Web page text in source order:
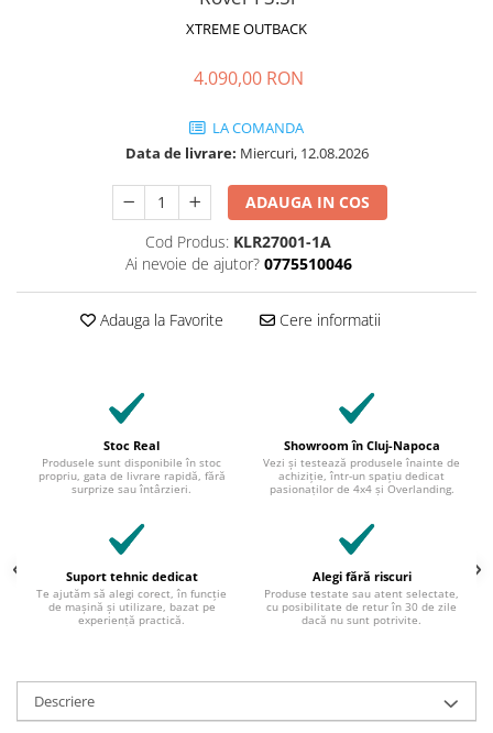
XTREME OUTBACK
4.090,00 RON
LA COMANDA
Data de livrare: Miercuri, 12.08.2026
ADAUGA IN COS
Cod Produs: KLR27001-1A
Ai nevoie de ajutor? 0775510046
Adauga la Favorite Cere informatii
Stoc Real
Produsele sunt disponibile în stoc
propriu, gata de livrare rapidă, fără
surprize sau întârzieri.
Showroom în Cluj-Napoca
Vezi și testează produsele înainte de
achiziție, într-un spațiu dedicat
pasionaților de 4x4 și Overlanding.
Suport tehnic dedicat
Te ajutăm să alegi corect, în funcție
de mașină și utilizare, bazat pe
experiență practică.
Alegi fără riscuri
Produse testate sau atent selectate,
cu posibilitate de retur în 30 de zile
dacă nu sunt potrivite.
Descriere